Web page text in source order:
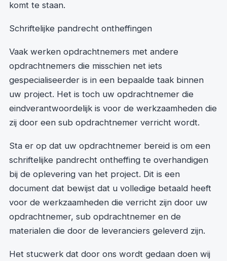
komt te staan.
Schriftelijke pandrecht ontheffingen
Vaak werken opdrachtnemers met andere
opdrachtnemers die misschien net iets
gespecialiseerder is in een bepaalde taak binnen
uw project. Het is toch uw opdrachtnemer die
eindverantwoordelijk is voor de werkzaamheden die
zij door een sub opdrachtnemer verricht wordt.
Sta er op dat uw opdrachtnemer bereid is om een
schriftelijke pandrecht ontheffing te overhandigen
bij de oplevering van het project. Dit is een
document dat bewijst dat u volledige betaald heeft
voor de werkzaamheden die verricht zijn door uw
opdrachtnemer, sub opdrachtnemer en de
materialen die door de leveranciers geleverd zijn.
Het stucwerk dat door ons wordt gedaan doen wij